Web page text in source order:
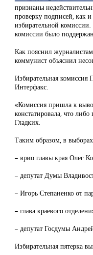
признаны
проверку подписей, как
избирательной
комиссии было
Как пояснил
коммунист объяснил
Избирательная комиссия
Интерфакс.
«Комиссия пришла к
констатировала, что
Гладких.
Таким образом, в выборах
– врио главы края Олег
– депутат Думы
– Игорь Степаненко от
– глава краевого
– депутат Госдумы
Избирательная пятерка